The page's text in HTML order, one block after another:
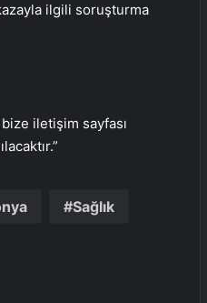
ilgili soruşturma
iletişim sayfası
Sağlık
Uçuruma Düşen